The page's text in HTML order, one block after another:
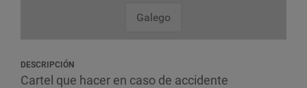
Galego
DESCRIPCIÓN
Cartel que hacer en caso de accidente